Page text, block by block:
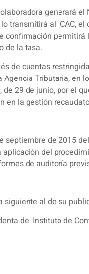
generará
transmitirá al ICAC,
confirmación
de la tasa.
de cuentas
Tributaria, en
29 de junio, por el
en la gestión
septiembre de 2015
del
de auditoría
al de su
del Instituto de